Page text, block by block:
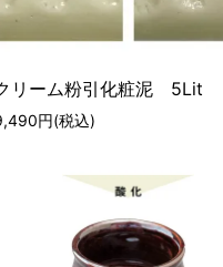
リーム粉引化粧泥 5Lit
円(税込)